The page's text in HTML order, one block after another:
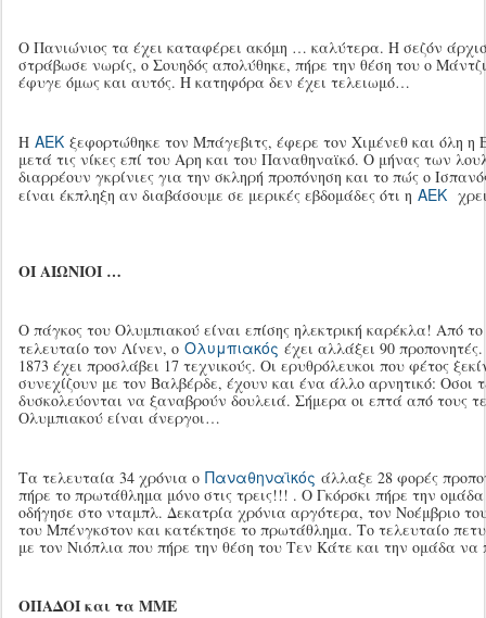
Ο Πανιώνιος τα έχει καταφέρει ακόμη … καλύτερα. Η σεζόν
στράβωσε νωρίς, ο Σουηδός απολύθηκε, πήρε την θέση του ο
έφυγε όμως και αυτός. Η κατηφόρα δεν έχει τελειωμό…
Η ΑΕΚ ξεφορτώθηκε τον Μπάγεβιτς, έφερε τον Χιμένεθ και όλη
μετά τις νίκες επί του Αρη και του Παναθηναϊκό. Ο μήνας των
διαρρέουν γκρίνιες για την σκληρή προπόνηση και το πώς ο
είναι έκπληξη αν διαβάσουμε σε μερικές εβδομάδες ότι η ΑΕΚ
ΟΙ ΑΙΩΝΙΟΙ …
O πάγκος του Ολυμπιακού είναι επίσης ηλεκτρική καρέκλα! Από
τελευταίο τον Λίνεν, ο Ολυμπιακός έχει αλλάξει 90
1873 έχει προσλάβει 17 τεχνικούς. Οι ερυθρόλευκοι που φέτος
συνεχίζουν με τον Βαλβέρδε, έχουν και ένα άλλο αρνητικό: Οσοι
δυσκολεύονται να ξαναβρούν δουλειά. Σήμερα οι επτά από τους
Ολυμπιακού είναι άνεργοι…
Τα τελευταία 34 χρόνια ο Παναθηναϊκός άλλαξε 28 φορές
πήρε το πρωτάθλημα μόνο στις τρεις!!! . Ο Γκόρσκι πήρε την
οδήγησε στο νταμπλ. Δεκατρία χρόνια αργότερα, τον Νοέμβριο
του Μπένγκστον και κατέκτησε το πρωτάθλημα. Το τελευταίο
με τον Νιόπλια που πήρε την θέση του Τεν Κάτε και την ομάδα
ΟΠΑΔΟΙ και τα ΜΜΕ